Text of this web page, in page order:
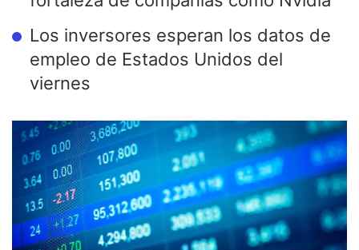
Los inversores esperan los datos de
empleo de Estados Unidos del
viernes